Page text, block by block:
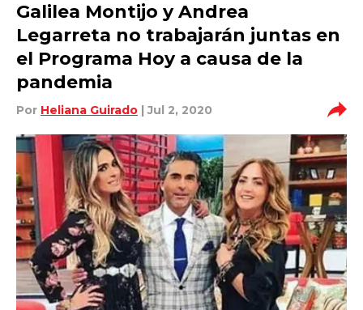
Galilea Montijo y Andrea
Legarreta no trabajarán juntas en
el Programa Hoy a causa de la
pandemia
Por Heliana Guirado | Jul 2, 2020